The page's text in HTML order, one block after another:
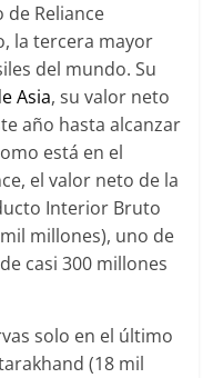
Reliance
la tercera mayor
del mundo. Su
Asia, su valor neto
año hasta alcanzar
está en el
el valor neto de la
Interior Bruto
millones), uno de
casi 300 millones
solo en el último
(18 mil